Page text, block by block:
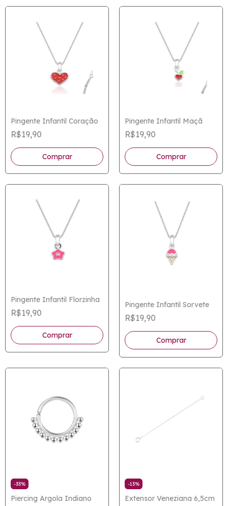
Pingente Infantil Coração
R$19,90
Pingente Infantil Maçã
R$19,90
Pingente Infantil Florzinha
R$19,90
Pingente Infantil Sorvete
R$19,90
-33%
Piercing Argola Indiano
-13%
Extensor Veneziana 6,5cm